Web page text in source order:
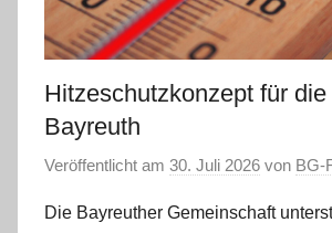
Hitzeschutzkonzept für
Bayreuth
Veröffentlicht am 30. Juli 2026 von BG-
Die Bayreuther Gemeinschaft